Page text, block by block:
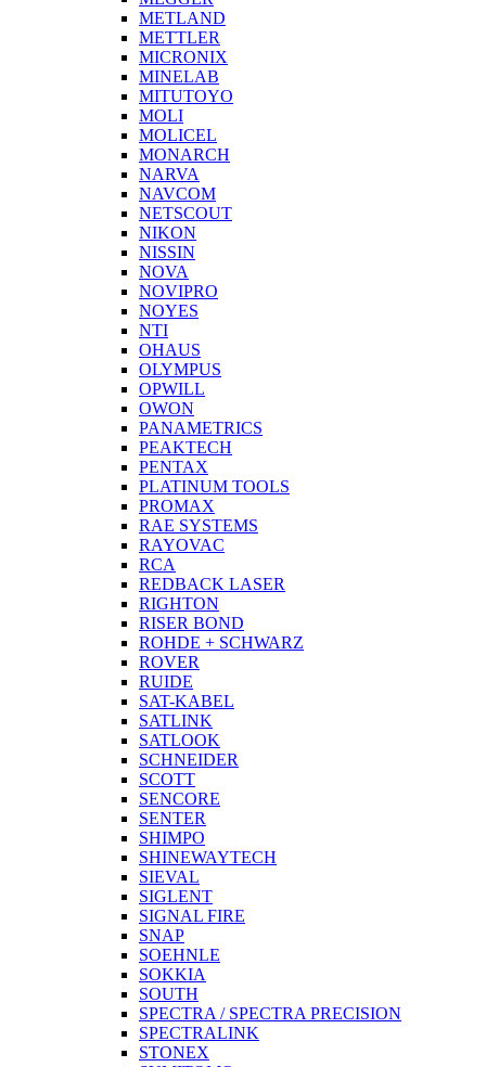
METLAND
METTLER
MICRONIX
MINELAB
MITUTOYO
MOLI
MOLICEL
MONARCH
NARVA
NAVCOM
NETSCOUT
NIKON
NISSIN
NOVA
NOVIPRO
NOYES
NTI
OHAUS
OLYMPUS
OPWILL
OWON
PANAMETRICS
PEAKTECH
PENTAX
PLATINUM TOOLS
PROMAX
RAE SYSTEMS
RAYOVAC
RCA
REDBACK LASER
RIGHTON
RISER BOND
ROHDE + SCHWARZ
ROVER
RUIDE
SAT-KABEL
SATLINK
SATLOOK
SCHNEIDER
SCOTT
SENCORE
SENTER
SHIMPO
SHINEWAYTECH
SIEVAL
SIGLENT
SIGNAL FIRE
SNAP
SOEHNLE
SOKKIA
SOUTH
SPECTRA / SPECTRA PRECISION
SPECTRALINK
STONEX